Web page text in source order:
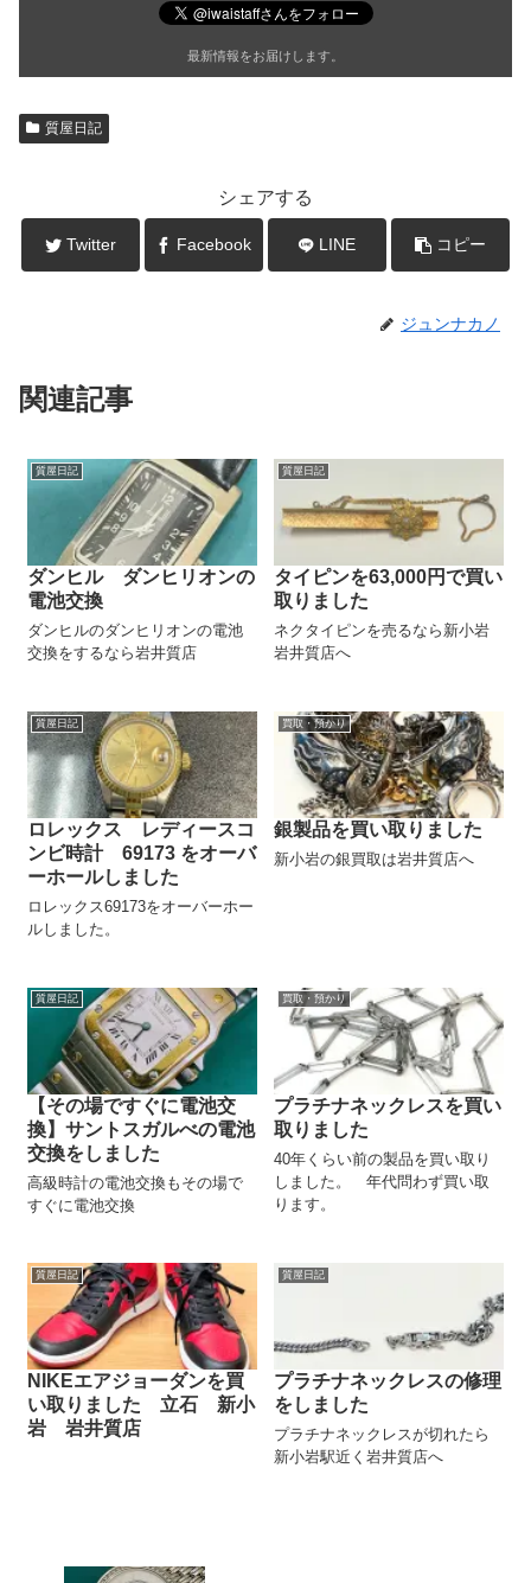
最新情報をお届けします。
質屋日記
シェアする
Twitter Facebook LINE コピー
ジュンナカノ
関連記事
質屋日記
ダンヒル ダンヒリオンの
電池交換
ダンヒルのダンヒリオンの電池
交換をするなら岩井質店
質屋日記
タイピンを63,000円で買い
取りました
ネクタイピンを売るなら新小岩
岩井質店へ
質屋日記
ロレックス レディースコ
ンビ時計 69173 をオーバ
ーホールしました
ロレックス69173をオーバーホー
ルしました。
買取・預かり
銀製品を買い取りました
新小岩の銀買取は岩井質店へ
質屋日記
【その場ですぐに電池交
換】サントスガルべの電池
交換をしました
高級時計の電池交換もその場で
すぐに電池交換
買取・預かり
プラチナネックレスを買い
取りました
40年くらい前の製品を買い取り
しました。 年代問わず買い取
ります。
質屋日記
NIKEエアジョーダンを買
い取りました 立石 新小
岩 岩井質店
質屋日記
プラチナネックレスの修理
をしました
プラチナネックレスが切れたら
新小岩駅近く岩井質店へ